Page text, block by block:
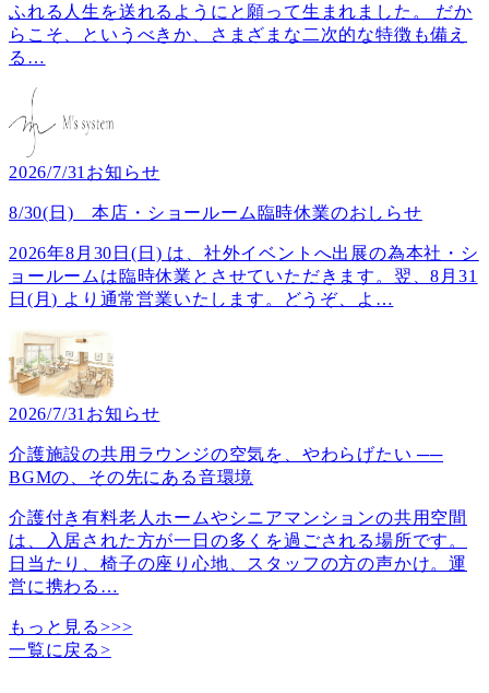
ふれる人生を送れるようにと願って生まれました。 だか
らこそ、というべきか、さまざまな二次的な特徴も備え
る …
2026/7/31 お知らせ
8/30(日) 本店・ショールーム臨時休業のおしらせ
2026年8月30日(日) は、社外イベントへ出展の為本社・シ
ョールームは臨時休業とさせていただきます。翌、8月31
日(月) より通常営業いたします。どうぞ、よ …
2026/7/31 お知らせ
介護施設の共用ラウンジの空気を、やわらげたい ──
BGMの、その先にある音環境
介護付き有料老人ホームやシニアマンションの共用空間
は、入居された方が一日の多くを過ごされる場所です。
日当たり、椅子の座り心地、スタッフの方の声かけ。運
営に携わる …
もっと見る>>>
一覧に戻る>